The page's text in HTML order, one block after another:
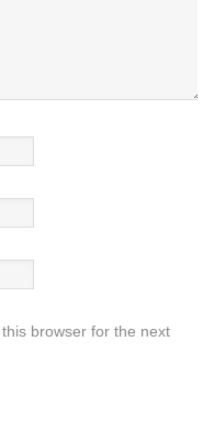
browser for the next